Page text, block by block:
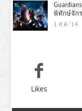
พิทักษ์จัก
1 ส.ค. '14
Likes